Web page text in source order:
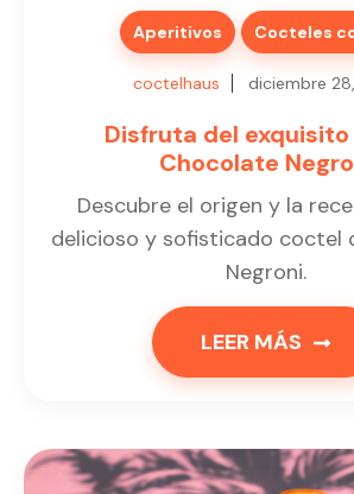
Aperitivos Cocteles
coctelhaus diciembre
Disfruta del
Chocolate
Descubre el origen y la
delicioso y sofisticado coctel
Negroni.
LEER MÁS